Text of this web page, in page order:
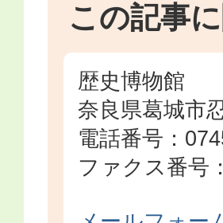
この記事
歴史博物館
奈良県葛城市
電話番号：
ファクス番号